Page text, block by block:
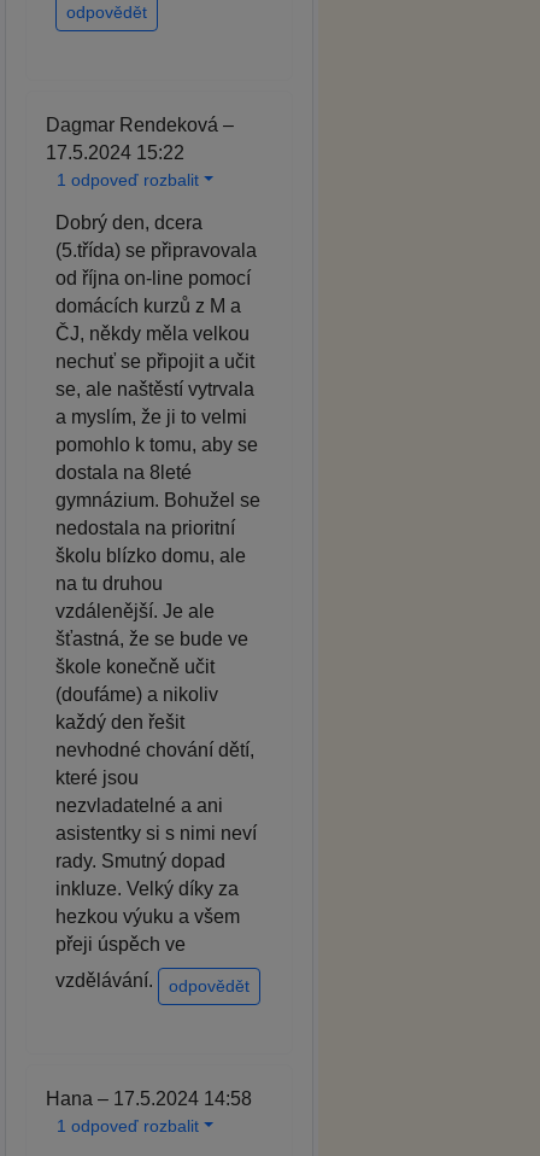
odpovědět
Dagmar Rendeková –
17.5.2024 15:22
1 odpoveď rozbalit
Dobrý den, dcera
(5.třída) se připravovala
od října on-line pomocí
domácích kurzů z M a
ČJ, někdy měla velkou
nechuť se připojit a učit
se, ale naštěstí vytrvala
a myslím, že ji to velmi
pomohlo k tomu, aby se
dostala na 8leté
gymnázium. Bohužel se
nedostala na prioritní
školu blízko domu, ale
na tu druhou
vzdálenější. Je ale
šťastná, že se bude ve
škole konečně učit
(doufáme) a nikoliv
každý den řešit
nevhodné chování dětí,
které jsou
nezvladatelné a ani
asistentky si s nimi neví
rady. Smutný dopad
inkluze. Velký díky za
hezkou výuku a všem
přeji úspěch ve
vzdělávání.
odpovědět
Hana – 17.5.2024 14:58
1 odpoveď rozbalit